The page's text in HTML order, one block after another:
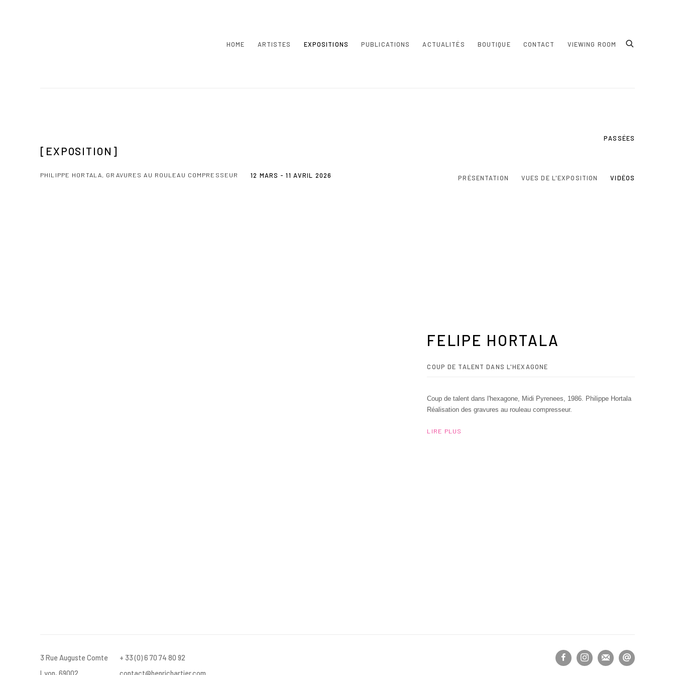
HOME ARTISTES EXPOSITIONS PUBLICATIONS ACTUALITÉS BOUTIQUE CONTACT VIEWING ROOM
PASSÉES
[EXPOSITION]
PHILIPPE HORTALA, GRAVURES AU ROULEAU COMPRESSEUR 12 MARS - 11 AVRIL 2026 PRÉSENTATION VUES DE L'EXPOSITION VIDÉOS
FELIPE HORTALA
COUP DE TALENT DANS L'HEXAGONE
Coup de talent dans l'hexagone, Midi Pyrenees, 1986. Philippe Hortala
Réalisation des gravures au rouleau compresseur.
LIRE PLUS
3 Rue Auguste Comte
Lyon, 69002
+ 33 (0) 6 70 74 80 92
contact@henrichartier.com